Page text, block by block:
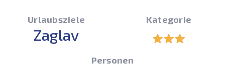
Urlaubsziele
Zaglav
Kategorie
Personen